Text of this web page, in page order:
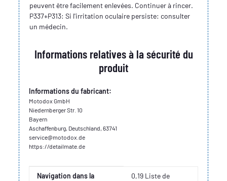
peuvent être facilement enlevées. Continuer à rincer.
P337+P313: Si l'irritation oculaire persiste: consulter
un médecin.
Informations relatives à la sécurité du
produit
Informations du fabricant:
Motodox GmbH
Niedernberger Str. 10
Bayern
Aschaffenburg, Deutschland, 63741
service@motodox.de
https://detailmate.de
Valeur
Fabricant
Navigation dans la
0,19 Liste de